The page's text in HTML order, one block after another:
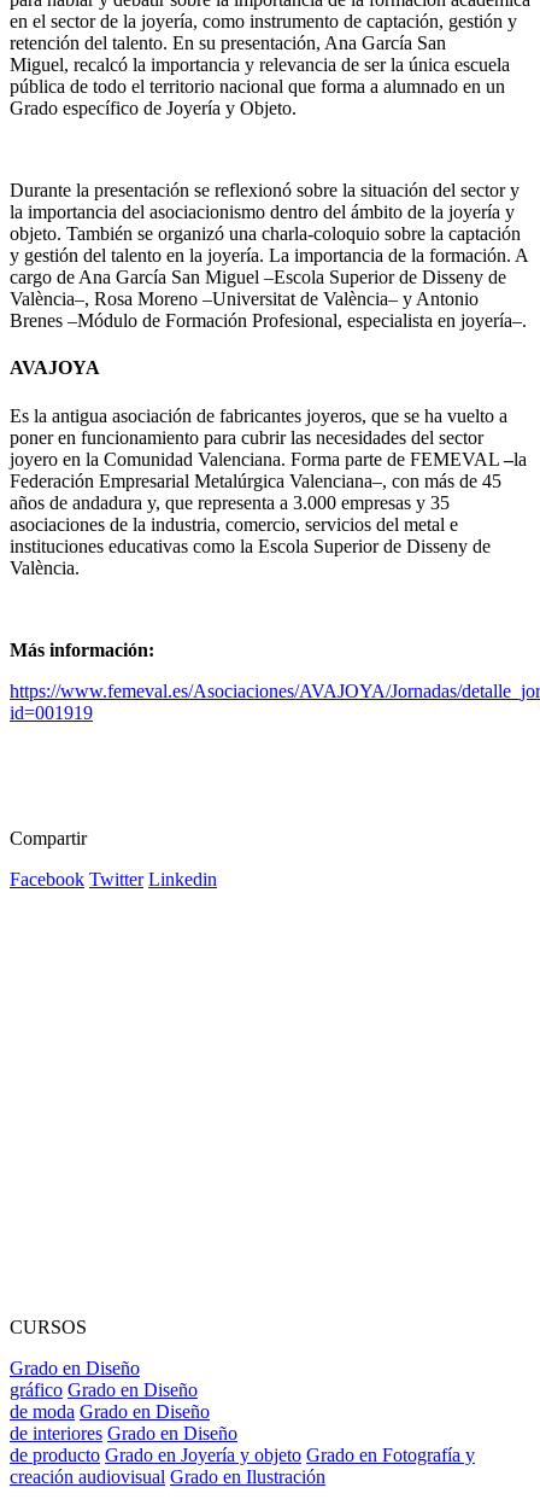
en el sector de la joyería, como instrumento de captación, gestión y
retención del talento. En su presentación, Ana García San
Miguel, recalcó la importancia y relevancia de ser la única escuela
pública de todo el territorio nacional que forma a alumnado en un
Grado específico de Joyería y Objeto.
Durante la presentación se reflexionó sobre la situación del sector y
la importancia del asociacionismo dentro del ámbito de la joyería y
objeto. También se organizó una charla-coloquio sobre la captación
y gestión del talento en la joyería. La importancia de la formación. A
cargo de Ana García San Miguel –Escola Superior de Disseny de
València–, Rosa Moreno –Universitat de València– y Antonio
Brenes –Módulo de Formación Profesional, especialista en joyería–.
AVAJOYA
Es la antigua asociación de fabricantes joyeros, que se ha vuelto a
poner en funcionamiento para cubrir las necesidades del sector
joyero en la Comunidad Valenciana. Forma parte de FEMEVAL–la
Federación Empresarial Metalúrgica Valenciana–, con más de 45
años de andadura y, que representa a 3.000 empresas y 35
asociaciones de la industria, comercio, servicios del metal e
instituciones educativas como la Escola Superior de Disseny de
València.
Más información:
https://www.femeval.es/Asociaciones/AVAJOYA/Jornadas/
id=001919
Compartir
Facebook Twitter Linkedin
CURSOS
Grado en Diseño
gráfico Grado en Diseño
de moda Grado en Diseño
de interiores Grado en Diseño
de producto Grado en Joyería y objeto Grado en Fotografía y
creación audiovisual Grado en Ilustración